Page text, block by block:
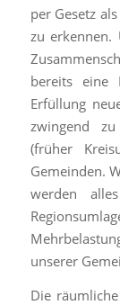
per Gesetz
zu erkennen.
bereits eine
Erfüllung
zwingend
(früher
Gemeinden.
werden
unserer
Die